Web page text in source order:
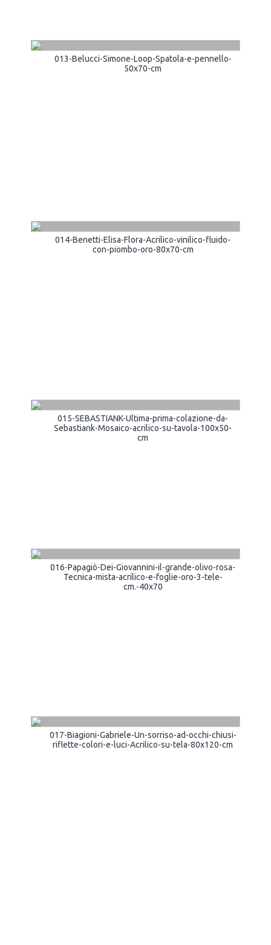
013-Belucci-Simone-Loop-Spatola-e-pennello-
50x70-cm
014-Benetti-Elisa-Flora-Acrilico-vinilico-fluido-
con-piombo-oro-80x70-cm
015-SEBASTIANK-Ultima-prima-colazione-da-
Sebastiank-Mosaico-acrilico-su-tavola-100x50-
cm
016-Papagiò-Dei-Giovannini-il-grande-olivo-rosa-
Tecnica-mista-acrilico-e-foglie-oro-3-tele-
cm.-40x70
017-Biagioni-Gabriele-Un-sorriso-ad-occhi-chiusi-
riflette-colori-e-luci-Acrilico-su-tela-80x120-cm